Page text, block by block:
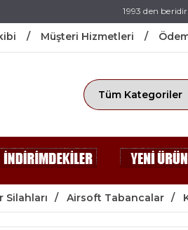
1993 den
Müşteri Hizmetleri
Silahları Airsoft Tabancalar